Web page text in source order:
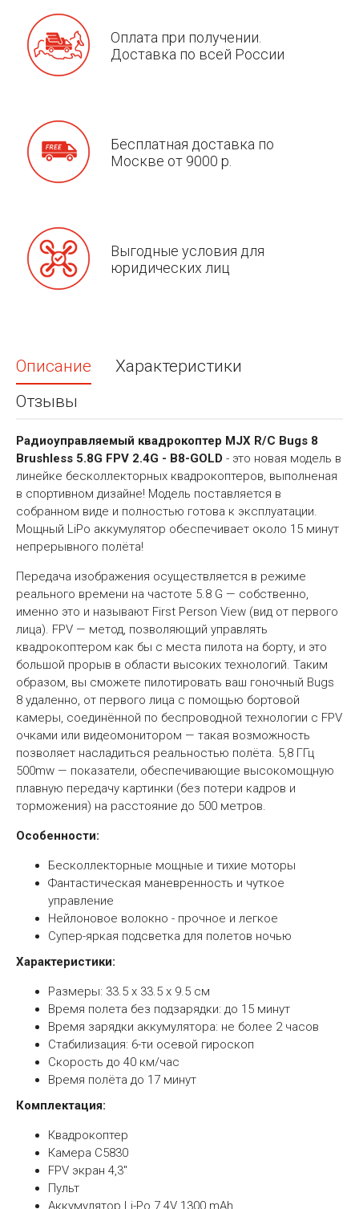
Оплата при получении.
Доставка по всей России
Бесплатная доставка по
Москве от 9000 р.
Выгодные условия для
юридических лиц
Описание
Характеристики
Отзывы
Радиоуправляемый квадрокоптер MJX R/C Bugs 8
Brushless 5.8G FPV 2.4G - B8-GOLD - это новая модель в
линейке бесколлекторных квадрокоптеров, выполненая
в спортивном дизайне! Модель поставляется в
собранном виде и полностью готова к эксплуатации.
Мощный LiPo аккумулятор обеспечивает около 15 минут
непрерывного полёта!
Передача изображения осуществляется в режиме
реального времени на частоте 5.8 G — собственно,
именно это и называют First Person View (вид от первого
лица). FPV — метод, позволяющий управлять
квадрокоптером как бы с места пилота на борту, и это
большой прорыв в области высоких технологий. Таким
образом, вы сможете пилотировать ваш гоночный Bugs
8 удаленно, от первого лица с помощью бортовой
камеры, соединённой по беспроводной технологии с FPV
очками или видеомонитором — такая возможность
позволяет насладиться реальностью полёта. 5,8 ГГц
500mw — показатели, обеспечивающие высокомощную
плавную передачу картинки (без потери кадров и
торможения) на расстояние до 500 метров.
Особенности:
Бесколлекторные мощные и тихие моторы
Фантастическая маневренность и чуткое
управление
Нейлоновое волокно - прочное и легкое
Супер-яркая подсветка для полетов ночью
Характеристики:
Размеры: 33.5 x 33.5 x 9.5 см
Время полета без подзарядки: до 15 минут
Время зарядки аккумулятора: не более 2 часов
Стабилизация: 6-ти осевой гироскоп
Скорость до 40 км/час
Время полёта до 17 минут
Комплектация:
Квадрокоптер
Камера C5830
FPV экран 4,3''
Пульт
Аккумулятор Li-Po 7.4V 1300 mAh